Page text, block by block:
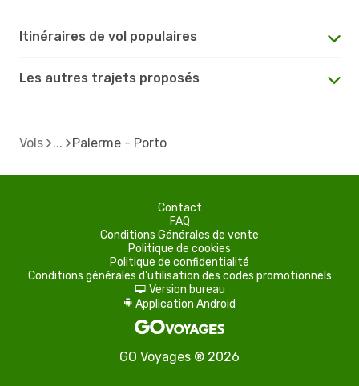
Itinéraires de vol populaires
Les autres trajets proposés
Vols Palerme - Porto
Contact
FAQ
Conditions Générales de vente
Politique de cookies
Politique de confidentialité
Conditions générales d'utilisation des codes promotionnels
d Version bureau
A Application Android
GO Voyages ® 2026